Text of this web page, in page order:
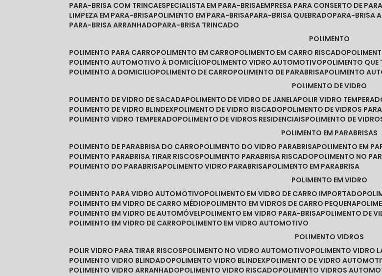
PARA-BRISA COM TRINCA ESPECIALISTA EM PARA-BRISA EMPRESA PARA CONSERTO DE
LIMPEZA EM PARA-BRISA POLIMENTO EM PARA-BRISA PARA-BRISA QUEBRADO PARA-BRISA
PARA-BRISA ARRANHADO PARA-BRISA TRINCADO
POLIMENTO
POLIMENTO PARA CARRO POLIMENTO EM CARRO POLIMENTO EM CARRO RISCADO
POLIMENTO AUTOMOTIVO À DOMICÍLIO POLIMENTO VIDRO AUTOMOTIVO POLIMENTO
POLIMENTO A DOMICILIO POLIMENTO DE CARRO POLIMENTO DE PARABRISA POLIMENTO
POLIMENTO DE VIDRO
POLIMENTO DE VIDRO DE SACADA POLIMENTO DE VIDRO DE JANELA POLIR VIDRO
POLIMENTO DE VIDRO BLINDEX POLIMENTO DE VIDRO RISCADO POLIMENTO DE VIDROS
POLIMENTO VIDRO TEMPERADO POLIMENTO DE VIDROS RESIDENCIAIS POLIMENTO DE
POLIMENTO EM PARABRISAS
POLIMENTO DE PARABRISA DO CARRO POLIMENTO DO VIDRO PARABRISA POLIMENTO EM
POLIMENTO PARABRISA TIRAR RISCOS POLIMENTO PARABRISA RISCADO POLIMENTO NO
POLIMENTO DO PARABRISA POLIMENTO VIDRO PARABRISA POLIMENTO EM PARABRISA
POLIMENTO EM VIDRO
POLIMENTO PARA VIDRO AUTOMOTIVO POLIMENTO EM VIDRO DE CARRO IMPORTADO
POLIMENTO EM VIDRO DE CARRO MÉDIO POLIMENTO EM VIDROS DE CARRO PEQUENA
POLIMENTO EM VIDRO DE AUTOMÓVEL POLIMENTO EM VIDRO PARA-BRISA POLIMENTO DE
POLIMENTO EM VIDRO DE CARRO POLIMENTO EM VIDRO AUTOMOTIVO
POLIMENTO VIDROS
POLIR VIDRO PARA TIRAR RISCOS POLIMENTO NO VIDRO AUTOMOTIVO POLIMENTO VIDRO
POLIMENTO VIDRO BLINDADO POLIMENTO VIDRO BLINDEX POLIMENTO DE VIDRO
POLIMENTO VIDRO ARRANHADO POLIMENTO VIDRO RISCADO POLIMENTO VIDROS